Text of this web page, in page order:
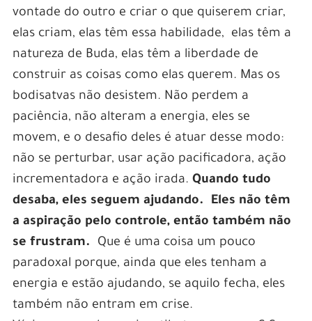
vontade do outro e criar o que quiserem criar,
elas criam, elas têm essa habilidade, elas têm a
natureza de Buda, elas têm a liberdade de
construir as coisas como elas querem. Mas os
bodisatvas não desistem. Não perdem a
paciência, não alteram a energia, eles se
movem, e o desafio deles é atuar desse modo:
não se perturbar, usar ação pacificadora, ação
incrementadora e ação irada. Quando tudo
desaba, eles seguem ajudando. Eles não têm
a aspiração pelo controle, então também não
se frustram.
Que é uma coisa um pouco
paradoxal porque, ainda que eles tenham a
energia e estão ajudando, se aquilo fecha, eles
também não entram em crise.